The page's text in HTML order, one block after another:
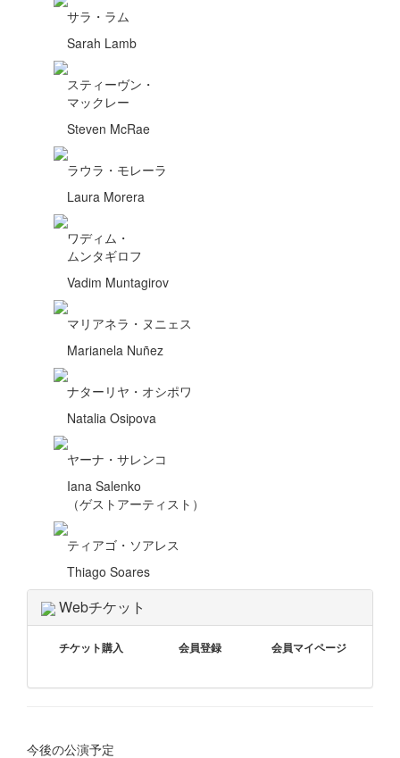
サラ・ラム
Sarah Lamb
スティーヴン・
マックレー
Steven McRae
ラウラ・モレーラ
Laura Morera
ワディム・
ムンタギロフ
Vadim Muntagirov
マリアネラ・ヌニェス
Marianela Nuñez
ナターリヤ・オシポワ
Natalia Osipova
ヤーナ・サレンコ
Iana Salenko
（ゲストアーティスト）
ティアゴ・ソアレス
Thiago Soares
Webチケット
チケット購入 会員登録 会員マイページ
今後の公演予定